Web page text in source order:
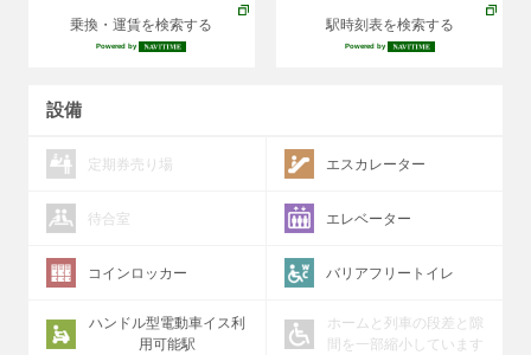
乗換・運賃を検索する
Powered by
駅時刻表を検索する
Powered by
設備
定期券売り場 エスカレーター
待合室 エレベーター
コインロッカー バリアフリートイレ
ハンドル型電動車イス利
用可能駅
ホームと列車の段差と隙
間を一部縮小しています